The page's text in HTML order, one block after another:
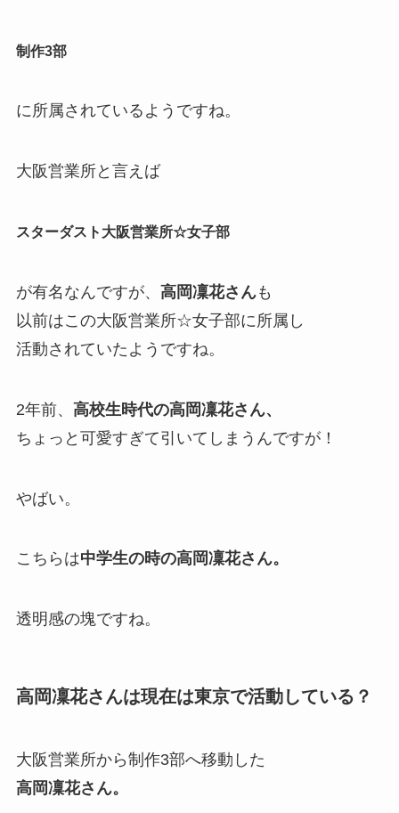
制作3部
に所属されているようですね。
大阪営業所と言えば
スターダスト大阪営業所☆女子部
が有名なんですが、 高岡凜花さんも
以前はこの大阪営業所☆女子部に所属し
活動されていたようですね。
2年前、 高校生時代の高岡凜花さん、
ちょっと可愛すぎて引いてしまうんですが！
やばい。
こちらは中学生の時の高岡凜花さん。
透明感の塊ですね。
高岡凜花さんは現在は東京で活動している？
大阪営業所から制作3部へ移動した
高岡凜花さん。